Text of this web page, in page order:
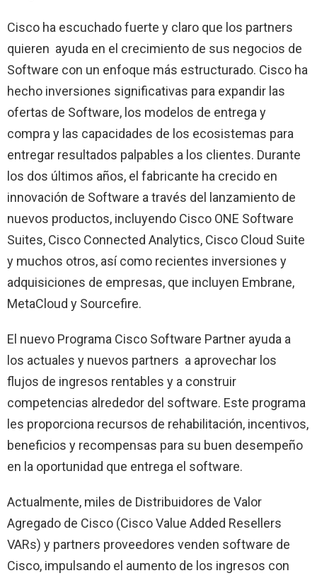
Cisco ha escuchado fuerte y claro que los partners
quieren ayuda en el crecimiento de sus negocios de
Software con un enfoque más estructurado. Cisco ha
hecho inversiones significativas para expandir las
ofertas de Software, los modelos de entrega y
compra y las capacidades de los ecosistemas para
entregar resultados palpables a los clientes. Durante
los dos últimos años, el fabricante ha crecido en
innovación de Software a través del lanzamiento de
nuevos productos, incluyendo Cisco ONE Software
Suites, Cisco Connected Analytics, Cisco Cloud Suite
y muchos otros, así como recientes inversiones y
adquisiciones de empresas, que incluyen Embrane,
MetaCloud y Sourcefire.
El nuevo Programa Cisco Software Partner ayuda a
los actuales y nuevos partners a aprovechar los
flujos de ingresos rentables y a construir
competencias alrededor del software. Este programa
les proporciona recursos de rehabilitación, incentivos,
beneficios y recompensas para su buen desempeño
en la oportunidad que entrega el software.
Actualmente, miles de Distribuidores de Valor
Agregado de Cisco (Cisco Value Added Resellers
VARs) y partners proveedores venden software de
Cisco, impulsando el aumento de los ingresos con